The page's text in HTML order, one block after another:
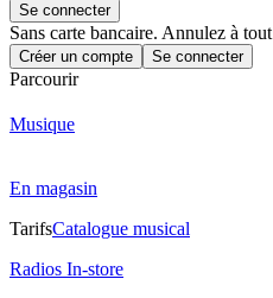
Se connecter
Sans carte bancaire. Annulez à
Créer un compte Se connecter
Parcourir
Musique
En magasin
TarifsCatalogue musical
Radios In-store